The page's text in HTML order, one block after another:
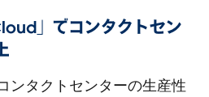
」でコンタクトセン
ンタクトセンターの生産性